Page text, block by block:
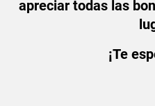
apreciar todas las
¡Te